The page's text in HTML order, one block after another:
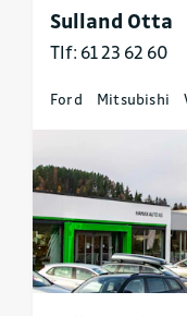
Sulland Otta
Tlf: 61 23 62 60
Ford Mitsubishi